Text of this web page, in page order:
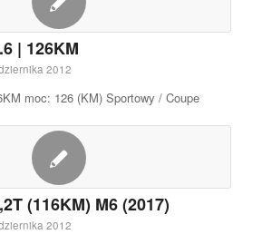
| 126KM
2012
moc: 126 (KM) Sportowy / Coupe
(116KM) M6 (2017)
2012